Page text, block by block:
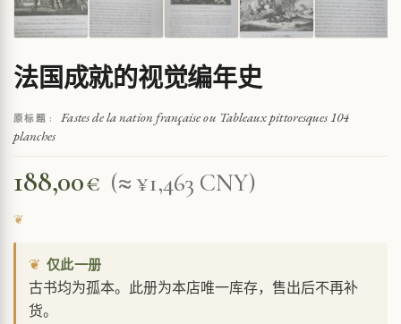
法国成就的视觉编年史
原标题 :
Fastes de la nation française ou Tableaux pittoresques 104
planches
188,00€ (≈ ¥1,463 CNY)
❦ 仅此一册
古书均为孤本。此册为本店唯一库存，售出后不再补
货。